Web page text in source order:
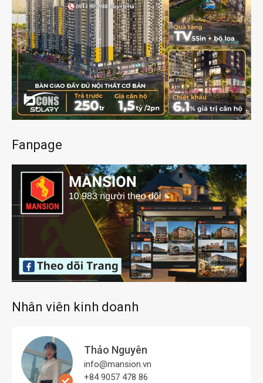
Fanpage
Nhân viên kinh doanh
Thảo Nguyên
info@mansion.vn
+84 9057 478 86